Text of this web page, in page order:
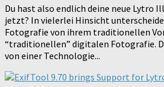
Du hast also endlich deine neue Lytro
jetzt? In vielerlei Hinsicht
Fotografie von ihrem traditionellen
“traditionellen” digitalen Fotografie.
von einer Technologie...